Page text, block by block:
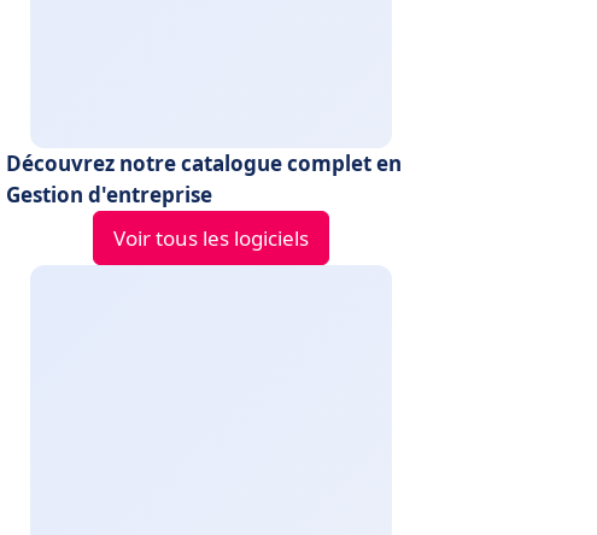
Découvrez notre catalogue complet en
Gestion d'entreprise
Voir tous les logiciels